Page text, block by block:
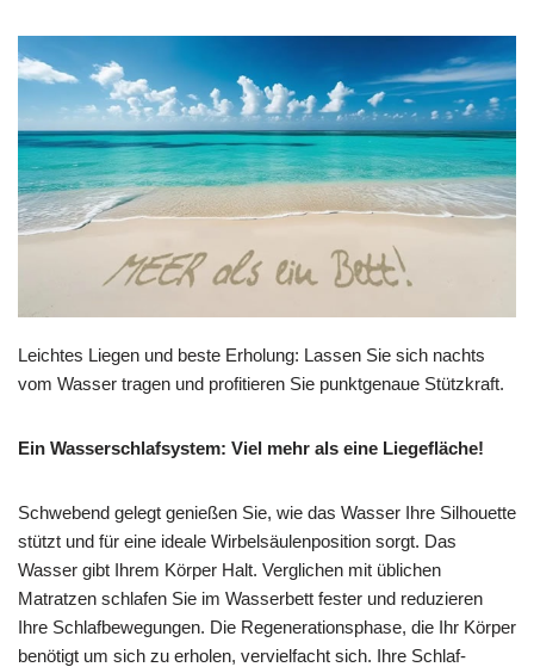
Leichtes Liegen und beste Erholung: Lassen Sie sich nachts
vom Wasser tragen und profitieren Sie punktgenaue Stützkraft.
Ein Wasserschlafsystem: Viel mehr als eine Liegefläche!
Schwebend gelegt genießen Sie, wie das Wasser Ihre Silhouette
stützt und für eine ideale Wirbelsäulenposition sorgt. Das
Wasser gibt Ihrem Körper Halt. Verglichen mit üblichen
Matratzen schlafen Sie im Wasserbett fester und reduzieren
Ihre Schlafbewegungen. Die Regenerationsphase, die Ihr Körper
benötigt um sich zu erholen, vervielfacht sich. Ihre Schlaf-